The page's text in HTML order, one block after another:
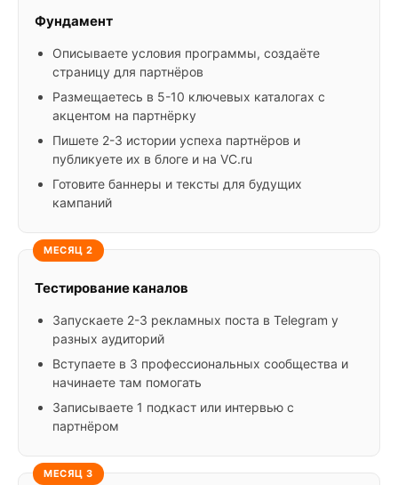
Фундамент
Описываете условия программы, создаёте
страницу для партнёров
Размещаетесь в 5-10 ключевых каталогах с
акцентом на партнёрку
Пишете 2-3 истории успеха партнёров и
публикуете их в блоге и на VC.ru
Готовите баннеры и тексты для будущих
кампаний
МЕСЯЦ 2
Тестирование каналов
Запускаете 2-3 рекламных поста в Telegram у
разных аудиторий
Вступаете в 3 профессиональных сообщества и
начинаете там помогать
Записываете 1 подкаст или интервью с
партнёром
МЕСЯЦ 3